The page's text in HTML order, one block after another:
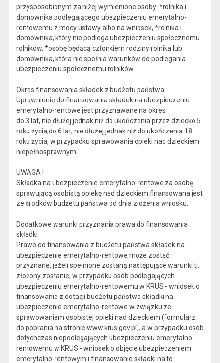
przysposobionym za niżej wymienione osoby: *rolnika i
domownika podlegającego ubezpieczeniu emerytalno-
rentowemu z mocy ustawy albo na wniosek, *rolnika i
domownika, który nie podlega ubezpieczeniu społecznemu
rolników, *osobę będącą członkiem rodziny rolnika lub
domownika, która nie spełnia warunków do podlegania
ubezpieczeniu społecznemu rolników.
Okres finansowania składek z budżetu państwa
Uprawnienie do finansowania składek na ubezpieczenie
emerytalno-rentowe jest przyznawane na okres:
do 3 lat, nie dłużej jednak niż do ukończenia przez dziecko 5
roku życia,do 6 lat, nie dłużej jednak niż do ukończenia 18
roku życia, w przypadku sprawowania opieki nad dzieckiem
niepełnosprawnym.
UWAGA !
Składka na ubezpieczenie emerytalno-rentowe za osobę
sprawującą osobistą opiekę nad dzieckiem finansowana jest
ze środków budżetu państwa od dnia złożenia wniosku.
Dodatkowe warunki przyznania prawa do finansowania
składki
Prawo do finansowania z budżetu państwa składek na
ubezpieczenie emerytalno-rentowe może zostać
przyznane, jeżeli spełnione zostaną następujące warunki tj.:
złożony zostanie, w przypadku osób podlegających
ubezpieczeniu emerytalno-rentowemu w KRUS - wniosek o
finansowanie z dotacji budżetu państwa składki na
ubezpieczenie emerytalno-rentowe w związku ze
sprawowaniem osobistej opieki nad dzieckiem (formularz
do pobrania na stronie www.krus.gov.pl), a w przypadku osób
dotychczas niepodlegających ubezpieczeniu emerytalno-
rentowemu w KRUS - wniosek o objęcie ubezpieczeniem
emerytalno-rentowym i finansowanie składki na to